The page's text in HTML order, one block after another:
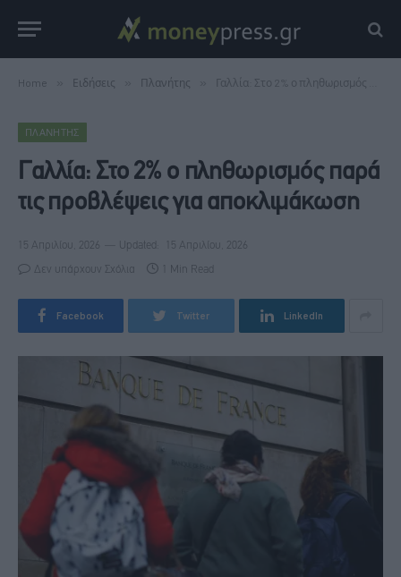
Home Ειδήσεις Πλανήτης Γαλλία: Στο 2% ο πληθωρισμός παρά τις προβλέψεις για αποκλιμάκωση
ΠΛΑΝΉΤΗΣ
Γαλλία: Στο 2% ο πληθωρισμός παρά
τις προβλέψεις για αποκλιμάκωση
15 Απριλίου, 2026 Updated: 15 Απριλίου, 2026
Δεν υπάρχουν Σχόλια 1 Min Read
Facebook Twitter LinkedIn